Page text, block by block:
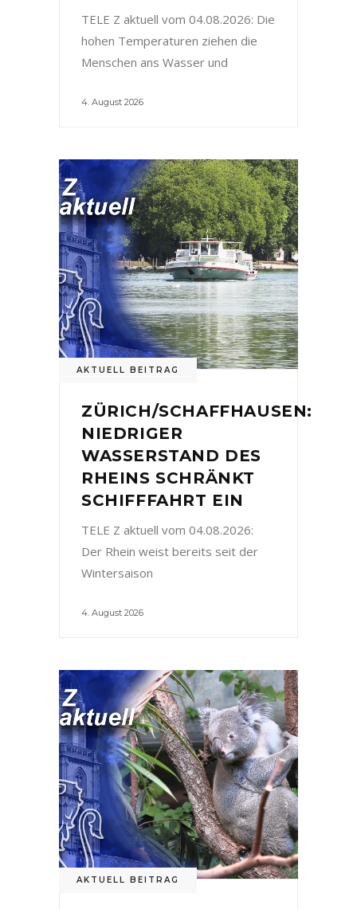
TELE Z aktuell vom 04.08.2026: Die
hohen Temperaturen ziehen die
Menschen ans Wasser und
4. August 2026
AKTUELL BEITRAG
ZÜRICH/SCHAFFHAUSEN:
NIEDRIGER
WASSERSTAND DES
RHEINS SCHRÄNKT
SCHIFFFAHRT EIN
TELE Z aktuell vom 04.08.2026:
Der Rhein weist bereits seit der
Wintersaison
4. August 2026
AKTUELL BEITRAG